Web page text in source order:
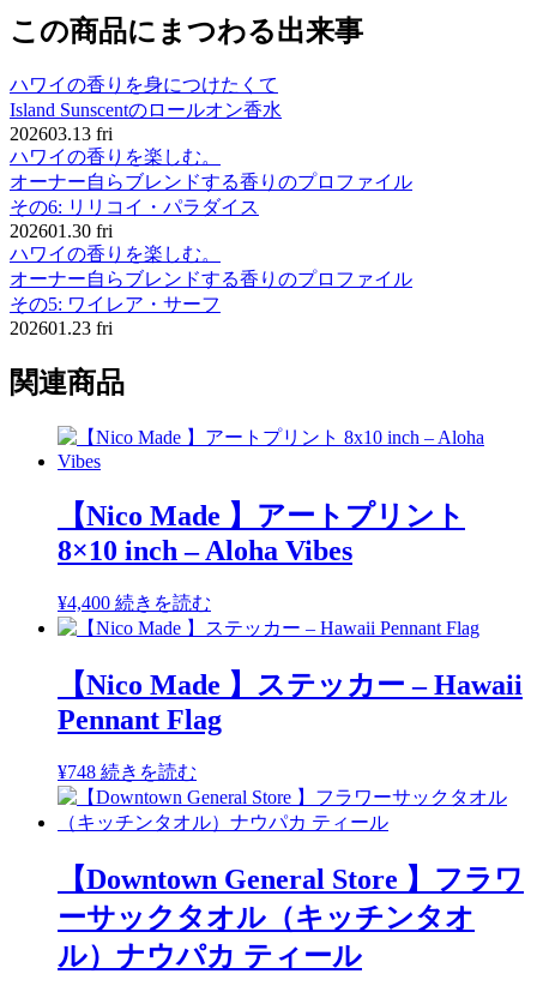
この商品にまつわる出来事
ハワイの香りを身につけたくて
Island Sunscentのロールオン香水
202603.13 fri
ハワイの香りを楽しむ。
オーナー自らブレンドする香りのプロファイル
その6: リリコイ・パラダイス
202601.30 fri
ハワイの香りを楽しむ。
オーナー自らブレンドする香りのプロファイル
その5: ワイレア・サーフ
202601.23 fri
関連商品
【Nico Made 】アートプリント
8×10 inch – Aloha Vibes
¥4,400 続きを読む
【Nico Made 】ステッカー – Hawaii
Pennant Flag
¥748 続きを読む
【Downtown General Store 】フラワ
ーサックタオル（キッチンタオ
ル）ナウパカ ティール